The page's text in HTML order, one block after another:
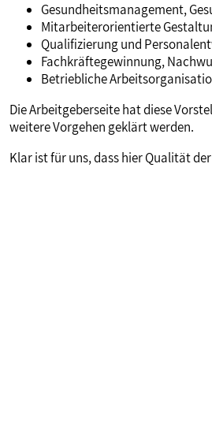
Gesundheitsmanagement,
Mitarbeiterorientierte
Qualifizierung und
Fachkräftegewinnung,
Betriebliche
Die Arbeitgeberseite hat diese
weitere Vorgehen geklärt werden.
Klar ist für uns, dass hier Qualität